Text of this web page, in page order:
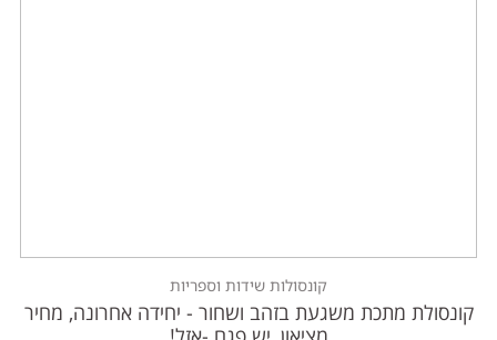
קונסולות שידות וספריות
קונסולת מתכת משגעת בזהב ושחור - יחידה אחרונה, מחיר